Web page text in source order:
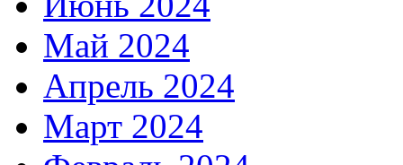
Май 2024
Апрель 2024
Март 2024